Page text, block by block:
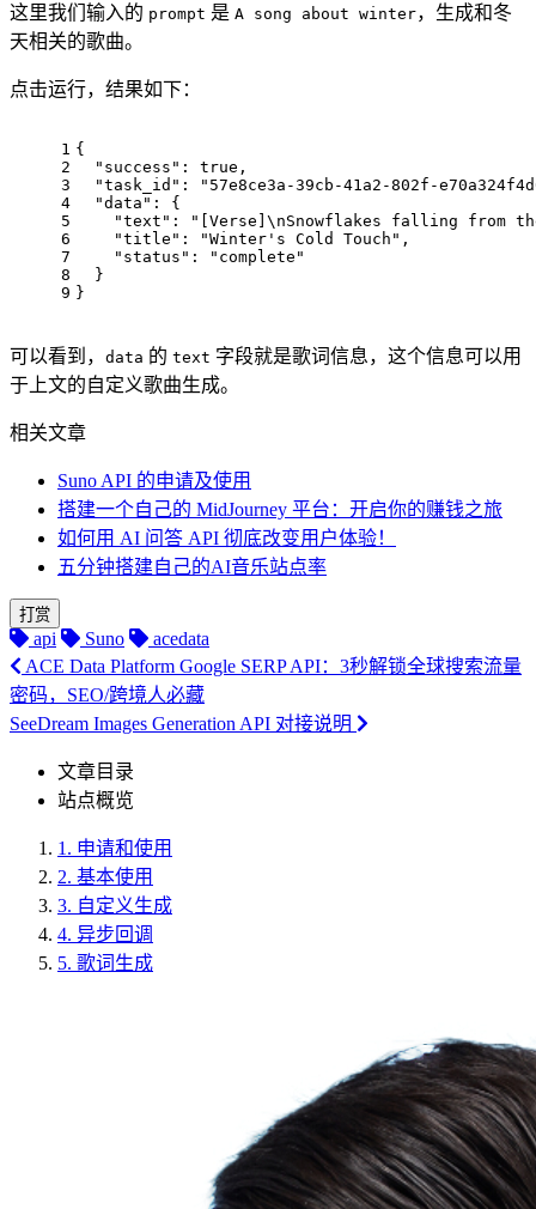
这里我们输入的 prompt 是 A song about winter，生成和冬
天相关的歌曲。
点击运行，结果如下：
1
2
3
4
5
6
7
8
9
{
  "success": true,
"task_id": "57e8ce3a-39cb-41a2-802f-
  "data": {
    "text": "[Verse]
\ nSnowflakes falling from
    "title": "Winter's Cold Touch",
    "status": "complete"
  }
}
可以看到， data 的 text 字段就是歌词信息，这个信息可以用
于上文的自定义歌曲生成。
相关文章
Suno API 的申请及使用
搭建一个自己的 MidJourney 平台：开启你的赚钱之旅
如何用 AI 问答 API 彻底改变用户体验！
五分钟搭建自己的AI音乐站点率
打赏
api Suno
acedata
ACE Data Platform Google SERP API：3秒解锁全球搜索流量
密码，SEO/跨境人必藏
SeeDream Images Generation API 对接说明
文章目录
站点概览
1. 申请和使用
2. 基本使用
3. 自定义生成
4. 异步回调
5. 歌词生成